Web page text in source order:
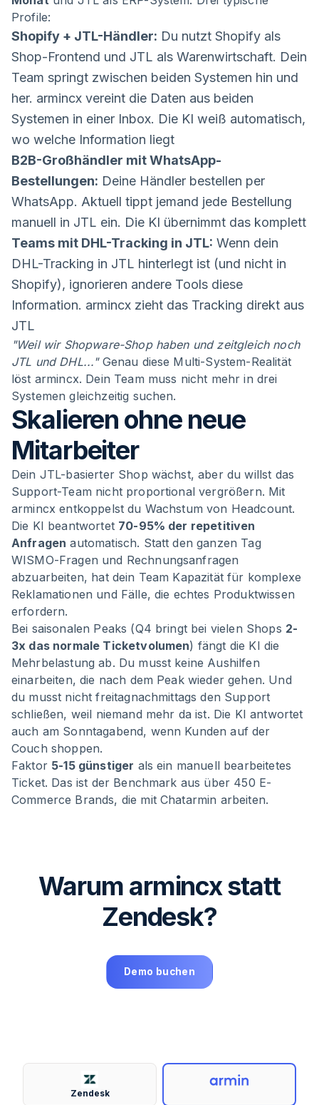
Profile:
Shopify + JTL-Händler: Du nutzt Shopify als
Shop-Frontend und JTL als Warenwirtschaft. Dein
Team springt zwischen beiden Systemen hin und
her. armincx vereint die Daten aus beiden
Systemen in einer Inbox. Die KI weiß automatisch,
wo welche Information liegt
B2B-Großhändler mit WhatsApp-
Bestellungen: Deine Händler bestellen per
WhatsApp. Aktuell tippt jemand jede Bestellung
manuell in JTL ein. Die KI übernimmt das komplett
Teams mit DHL-Tracking in JTL: Wenn dein
DHL-Tracking in JTL hinterlegt ist (und nicht in
Shopify), ignorieren andere Tools diese
Information. armincx zieht das Tracking direkt aus
JTL
"Weil wir Shopware-Shop haben und zeitgleich noch
JTL und DHL..."Genau diese Multi-System-Realität
löst armincx. Dein Team muss nicht mehr in drei
Systemen gleichzeitig suchen.
Skalieren ohne neue
Mitarbeiter
Dein JTL-basierter Shop wächst, aber du willst das
Support-Team nicht proportional vergrößern. Mit
armincx entkoppelst du Wachstum von Headcount.
Die KI beantwortet 70-95% der repetitiven
Anfragen automatisch. Statt den ganzen Tag
WISMO-Fragen und Rechnungsanfragen
abzuarbeiten, hat dein Team Kapazität für komplexe
Reklamationen und Fälle, die echtes Produktwissen
erfordern.
Bei saisonalen Peaks (Q4 bringt bei vielen Shops 2-
3x das normale Ticketvolumen) fängt die KI die
Mehrbelastung ab. Du musst keine Aushilfen
einarbeiten, die nach dem Peak wieder gehen. Und
du musst nicht freitagnachmittags den Support
schließen, weil niemand mehr da ist. Die KI antwortet
auch am Sonntagabend, wenn Kunden auf der
Couch shoppen.
Faktor 5-15 günstiger als ein manuell bearbeitetes
Ticket. Das ist der Benchmark aus über 450 E-
Commerce Brands, die mit Chatarmin arbeiten.
Warum armincx statt
Zendesk?
Demo buchen
Zendesk